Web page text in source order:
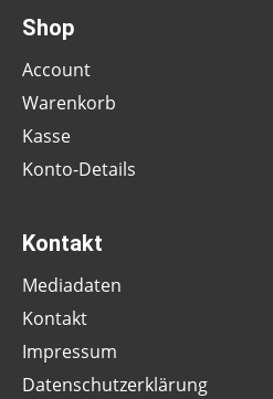
Shop
Account
Warenkorb
Kasse
Konto-Details
Kontakt
Mediadaten
Kontakt
Impressum
Datenschutzerklärung